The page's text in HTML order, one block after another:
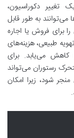
تغییر دکوراسیون،
به طور قابل
برای فروش یا اجاره
طبیعی، هزینه‌های
کاهش می‌یابد. برای
رستوران می‌تواند
شود، زیرا امکان